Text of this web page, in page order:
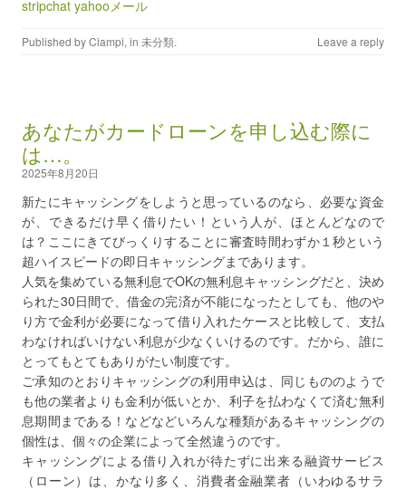
stripchat yahooメール
Published byCiampi, in 未分類. Leave a reply
あなたがカードローンを申し込む際に
は…。
2025年8月20日
新たにキャッシングをしようと思っているのなら、必要な資金
が、できるだけ早く借りたい！という人が、ほとんどなので
は？ここにきてびっくりすることに審査時間わずか１秒という
超ハイスピードの即日キャッシングまであります。
人気を集めている無利息でOKの無利息キャッシングだと、決め
られた30日間で、借金の完済が不能になったとしても、他のや
り方で金利が必要になって借り入れたケースと比較して、支払
わなければいけない利息が少なくいけるのです。だから、誰に
とってもとてもありがたい制度です。
ご承知のとおりキャッシングの利用申込は、同じもののようで
も他の業者よりも金利が低いとか、利子を払わなくて済む無利
息期間まである！などなどいろんな種類があるキャッシングの
個性は、個々の企業によって全然違うのです。
キャッシングによる借り入れが待たずに出来る融資サービス
（ローン）は、かなり多く、消費者金融業者（いわゆるサラ